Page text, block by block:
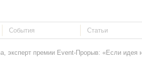
эксперт премии Event-Прорыв: «Если